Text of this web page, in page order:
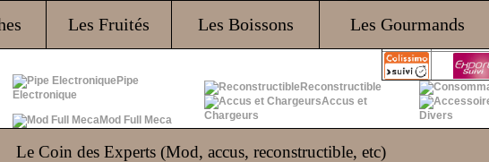
Les Fruités Les Boissons Les Gourmands
Pipe
Electronique
Mod Full Meca
Reconstructible
Accus et
Chargeurs
Divers
Le Coin des Experts (Mod, accus, reconstructible, etc)
Ce produit peut